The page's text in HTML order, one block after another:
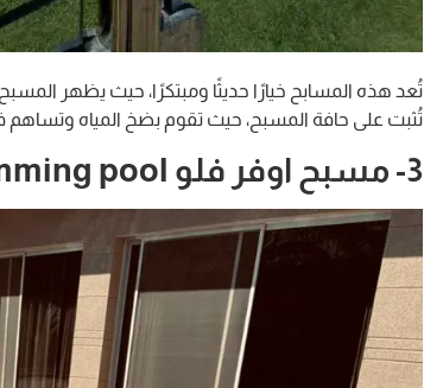
تُعد هذه المسابح خيارًا حديثًا ومبتكرًا، حيث يظهر
تُثبت على حافة المسبح، حيث تقوم بضخ المياه
3- مسبح اوفر فلو pool :